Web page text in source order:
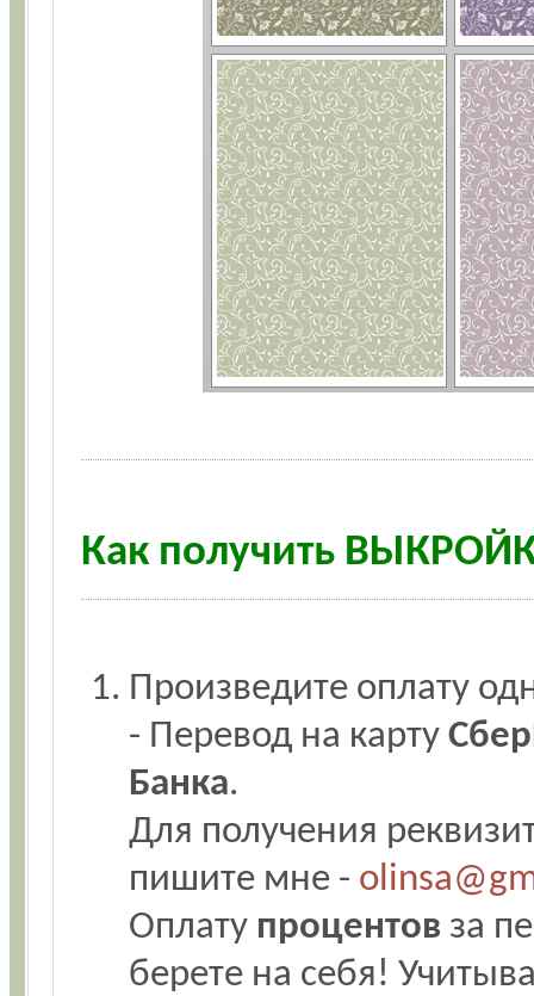
Как получить
Произведите оплату
- Перевод на карту
Банка.
Для получения
пишите мне -
Оплату процентов за
берете на себя!